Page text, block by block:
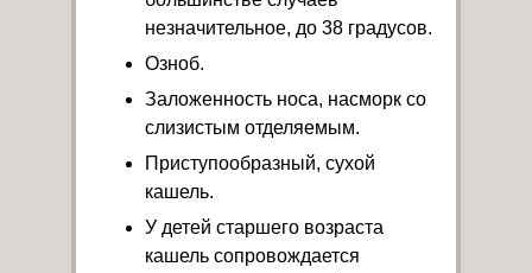
незначительное, до 38 градусов.
Озноб.
Заложенность носа, насморк со
слизистым отделяемым.
Приступообразный, сухой
кашель.
У детей старшего возраста
кашель сопровождается